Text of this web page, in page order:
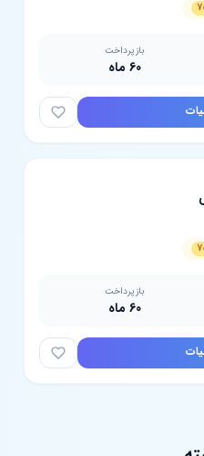
بازپرداخت
60 ماه
بازپرداخت
60 ماه